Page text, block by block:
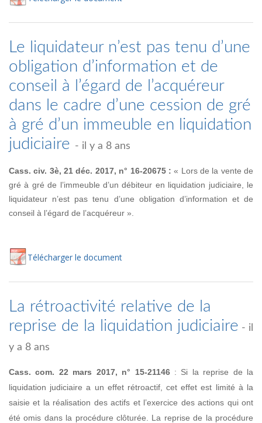
Le liquidateur n’est pas tenu d’une
obligation d’information et de
conseil à l’égard de l’acquéreur
dans le cadre d’une cession de gré
à gré d’un immeuble en liquidation
judiciaire - il y a 8 ans
Cass. civ. 3è, 21 déc. 2017, n° 16-20675 :« Lors de la vente de
gré à gré de l’immeuble d’un débiteur en liquidation judiciaire, le
liquidateur n’est pas tenu d’une obligation d’information et de
conseil à l’égard de l’acquéreur ».
Télécharger le document
La rétroactivité relative de la
reprise de la liquidation judiciaire - il
y a 8 ans
Cass. com. 22 mars 2017, n° 15-21146: Si la reprise de la
liquidation judiciaire a un effet rétroactif, cet effet est limité à la
saisie et la réalisation des actifs et l’exercice des actions qui ont
été omis dans la procédure clôturée. La reprise de la procédure